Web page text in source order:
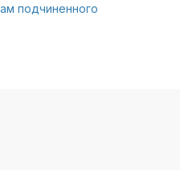
подчиненного